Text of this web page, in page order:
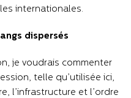
internationales.
dispersés
je voudrais commenter
telle qu’utilisée ici,
l’infrastructure et l’ordre